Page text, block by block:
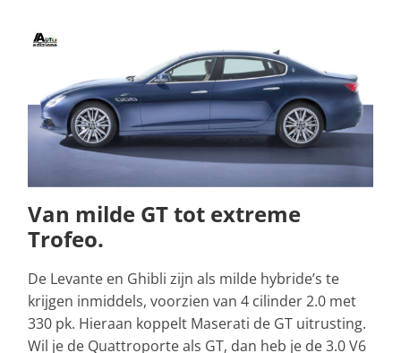
Van milde GT tot extreme
Trofeo.
De Levante en Ghibli zijn als milde hybride’s te
krijgen inmiddels, voorzien van 4 cilinder 2.0 met
330 pk. Hieraan koppelt Maserati de GT uitrusting.
Wil je de Quattroporte als GT, dan heb je de 3.0 V6